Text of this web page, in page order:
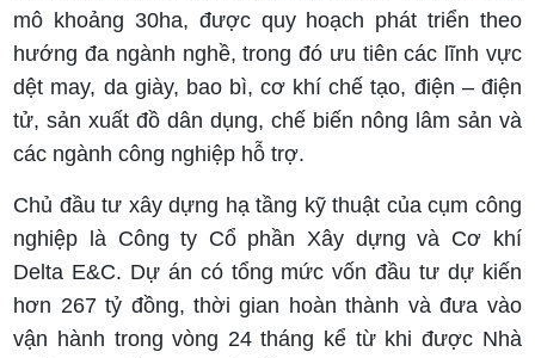
mô khoảng 30ha, được quy hoạch phát triển theo
hướng đa ngành nghề, trong đó ưu tiên các lĩnh vực
dệt may, da giày, bao bì, cơ khí chế tạo, điện – điện
tử, sản xuất đồ dân dụng, chế biến nông lâm sản và
các ngành công nghiệp hỗ trợ.
Chủ đầu tư xây dựng hạ tầng kỹ thuật của cụm công
nghiệp là Công ty Cổ phần Xây dựng và Cơ khí
Delta E&C. Dự án có tổng mức vốn đầu tư dự kiến
hơn 267 tỷ đồng, thời gian hoàn thành và đưa vào
vận hành trong vòng 24 tháng kể từ khi được Nhà